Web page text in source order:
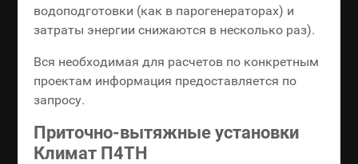
водоподготовки (как в парогенераторах) и
затраты энергии снижаются в несколько раз).
Вся необходимая для расчетов по конкретным
проектам информация предоставляется по
запросу.
Приточно-вытяжные установки
Климат П4ТН